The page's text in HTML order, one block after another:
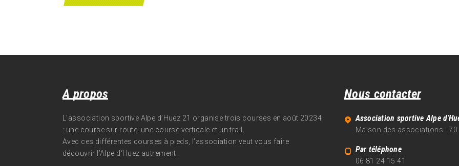
A propos
L’association sportive Alpe d’Huez 21 organise trois courses en août 20234
: une course sur route, une course verticale et un trail.
Avec ces différentes courses à pieds, l’association veut vous faire
découvrir l’Alpe d‘Huez autrement.
Nous contacter
Association sportive Alpe
Maison des associations - 70
Par téléphone
06 81 24 15 41